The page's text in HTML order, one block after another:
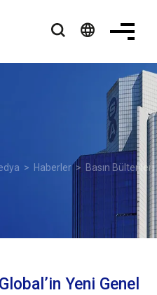
language
> Haberler> Basın Bültenleri
Yeni Genel